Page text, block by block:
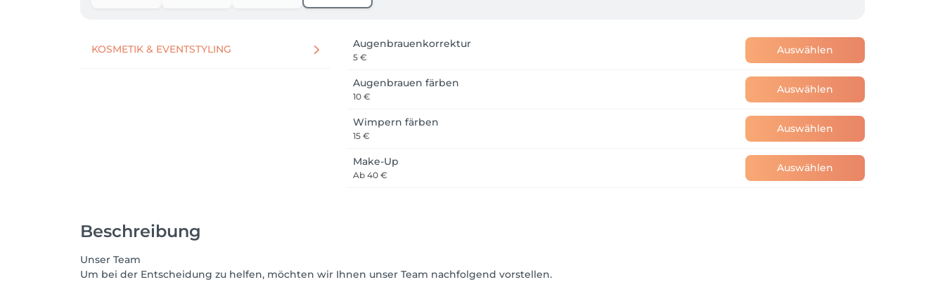
KOSMETIK & EVENTSTYLING Augenbrauenkorrektur
5 €
Auswählen
Augenbrauen färben
10 €
Auswählen
Wimpern färben
15 €
Auswählen
Make-Up
Ab 40 €
Auswählen
Beschreibung
Unser Team
Um bei der Entscheidung zu helfen, möchten wir Ihnen unser Team nachfolgend vorstellen.